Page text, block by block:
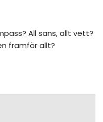
All sans, allt vett?
framför allt?